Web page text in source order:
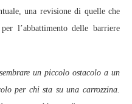
una revisione di quelle che
l’abbattimento delle barriere
un piccolo ostacolo a un
per chi sta su una carrozzina.